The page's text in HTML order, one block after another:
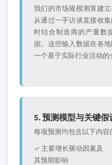
我们的市场规模测算建
从通过一手访谈直接收
时结合制造商的产量数
据。这些输入数据在各
一个基于实际行业活动的
5. 预测模型与关键假
每项预测均包含以下内容
✓ 主要增长驱动因素及
其预期影响